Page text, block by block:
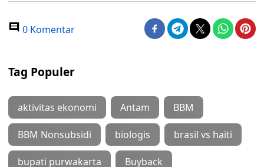
0 Komentar
Tag Populer
aktivitas ekonomi Antam BBM
BBM Nonsubsidi biologis brasil vs haiti
bupati purwakarta Buyback